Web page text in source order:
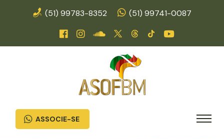
(51) 99783-8352 (51) 99741-0087
ASSOCIE-SE